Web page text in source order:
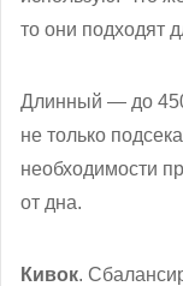
то они подходят
Длинный — до
не только
необходимости
от дна.
Кивок.